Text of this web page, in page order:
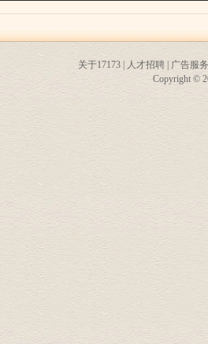
关于17173 人才招聘
广告服务
Copyright ©